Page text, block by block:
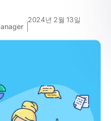
2024년 2월 13일